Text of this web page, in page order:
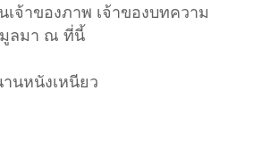
จ้าของภาพ เจ้าของบทความ
ลมา ณ ที่นี้
นหนังเหนียว